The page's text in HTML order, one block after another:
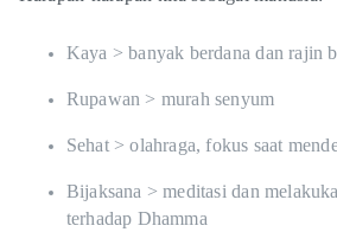
Kaya > banyak berdana dan rajin
Rupawan > murah senyum
Sehat > olahraga, fokus saat
Bijaksana > meditasi dan
terhadap Dhamma